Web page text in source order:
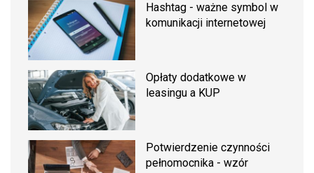
Hashtag - ważne symbol w
komunikacji internetowej
Opłaty dodatkowe w
leasingu a KUP
Potwierdzenie czynności
pełnomocnika - wzór